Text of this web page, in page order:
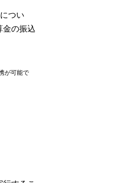
つい
金の振込
が可能で